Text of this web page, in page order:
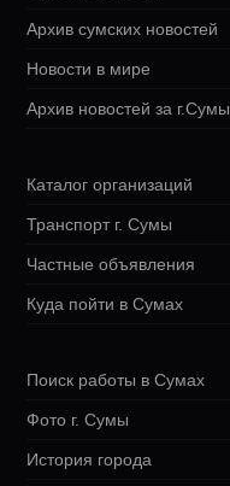
Архив сумских новостей
Новости в мире
Архив новостей за г.Сумы
Каталог организаций
Транспорт г. Сумы
Частные объявления
Куда пойти в Сумах
Поиск работы в Сумах
Фото г. Сумы
История города